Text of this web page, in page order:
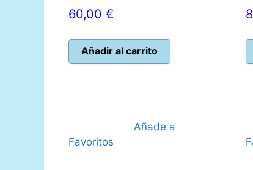
60,00 €
Añadir al carrito
Añade a
Favoritos